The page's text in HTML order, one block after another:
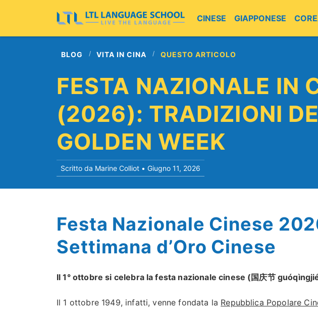
CINESE GIAPPONESE
BLOG VITA IN CINA QUESTO ARTICOLO
FESTA NAZIONALE IN
(2026): TRADIZIONI
GOLDEN WEEK
Scritto da Marine Colliot • Giugno 11, 2026
Festa Nazionale Cinese
Settimana d’Oro Cinese
Il 1° ottobre si celebra la festa nazionale cinese (国庆节
Il 1 ottobre 1949, infatti, venne fondata la Repubblica Popolare